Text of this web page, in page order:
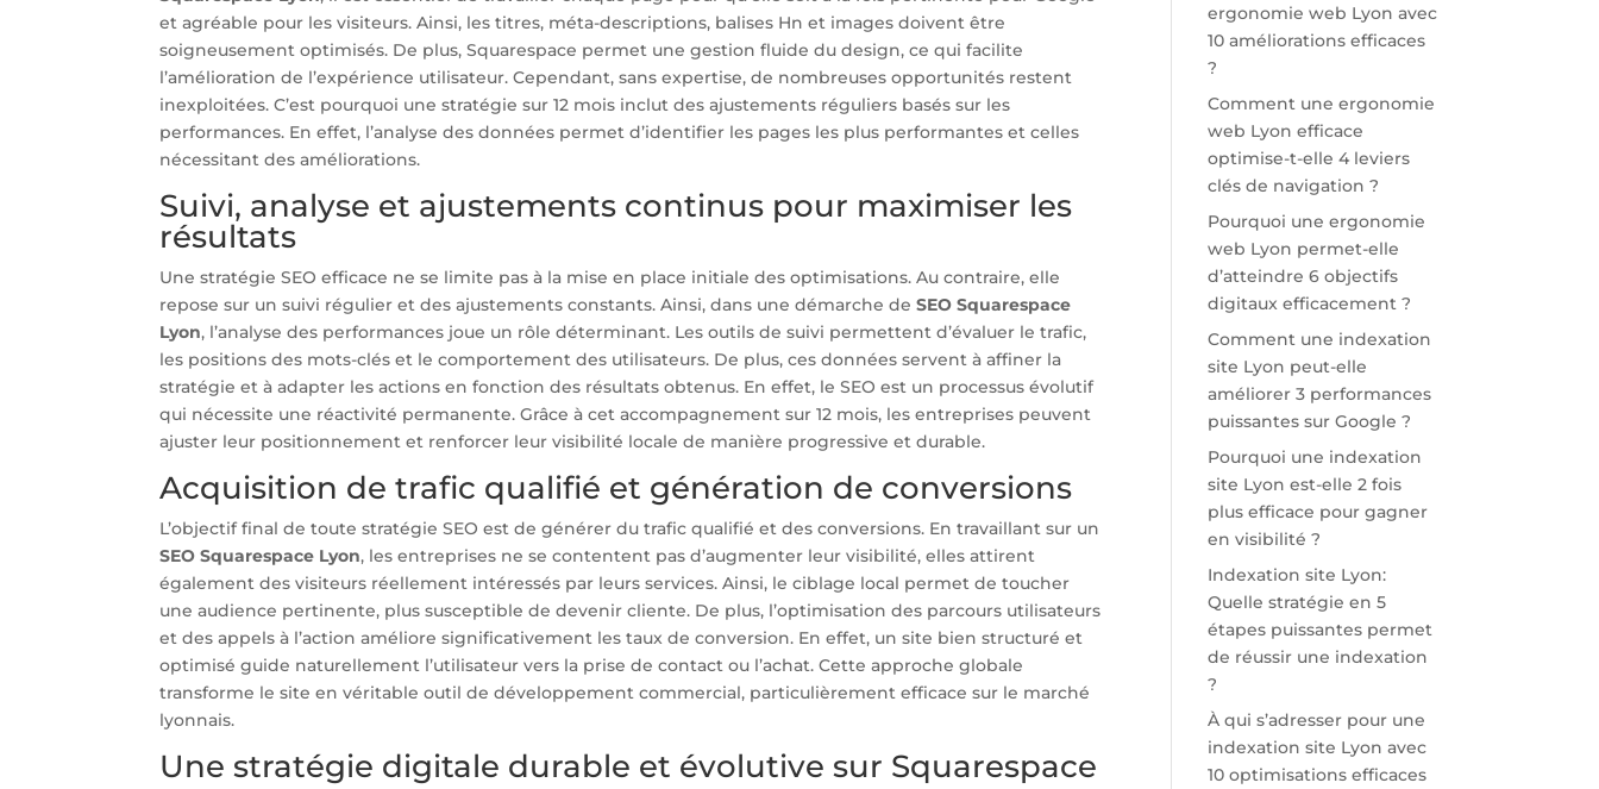
et agréable pour les visiteurs. Ainsi, les titres, méta-descriptions, balises Hn et images doivent être
soigneusement optimisés. De plus, Squarespace permet une gestion fluide du design, ce qui facilite
l’amélioration de l’expérience utilisateur. Cependant, sans expertise, de nombreuses opportunités restent
inexploitées. C’est pourquoi une stratégie sur 12 mois inclut des ajustements réguliers basés sur les
performances. En effet, l’analyse des données permet d’identifier les pages les plus performantes et celles
nécessitant des améliorations.
Suivi, analyse et ajustements continus pour maximiser les
résultats
Une stratégie SEO efficace ne se limite pas à la mise en place initiale des optimisations. Au contraire, elle
repose sur un suivi régulier et des ajustements constants. Ainsi, dans une démarche deSEO Squarespace
Lyon, l’analyse des performances joue un rôle déterminant. Les outils de suivi permettent d’évaluer le trafic,
les positions des mots-clés et le comportement des utilisateurs. De plus, ces données servent à affiner la
stratégie et à adapter les actions en fonction des résultats obtenus. En effet, le SEO est un processus évolutif
qui nécessite une réactivité permanente. Grâce à cet accompagnement sur 12 mois, les entreprises peuvent
ajuster leur positionnement et renforcer leur visibilité locale de manière progressive et durable.
Acquisition de trafic qualifié et génération de conversions
L’objectif final de toute stratégie SEO est de générer du trafic qualifié et des conversions. En travaillant sur un
SEO Squarespace Lyon, les entreprises ne se contentent pas d’augmenter leur visibilité, elles attirent
également des visiteurs réellement intéressés par leurs services. Ainsi, le ciblage local permet de toucher
une audience pertinente, plus susceptible de devenir cliente. De plus, l’optimisation des parcours utilisateurs
et des appels à l’action améliore significativement les taux de conversion. En effet, un site bien structuré et
optimisé guide naturellement l’utilisateur vers la prise de contact ou l’achat. Cette approche globale
transforme le site en véritable outil de développement commercial, particulièrement efficace sur le marché
lyonnais.
Une stratégie digitale durable et évolutive sur Squarespace
ergonomie web Lyon avec
10 améliorations efficaces
?
Comment une ergonomie
web Lyon efficace
optimise-t-elle 4 leviers
clés de navigation ?
Pourquoi une ergonomie
web Lyon permet-elle
d’atteindre 6 objectifs
digitaux efficacement ?
Comment une indexation
site Lyon peut-elle
améliorer 3 performances
puissantes sur Google ?
Pourquoi une indexation
site Lyon est-elle 2 fois
plus efficace pour gagner
en visibilité ?
Indexation site Lyon:
Quelle stratégie en 5
étapes puissantes permet
de réussir une indexation
?
À qui s’adresser pour une
indexation site Lyon avec
10 optimisations efficaces